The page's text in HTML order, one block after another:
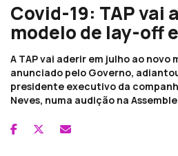
Covid-19: TAP vai
modelo de lay-off
A TAP vai aderir em julho ao novo
anunciado pelo Governo,
presidente executivo da
Neves, numa audição na